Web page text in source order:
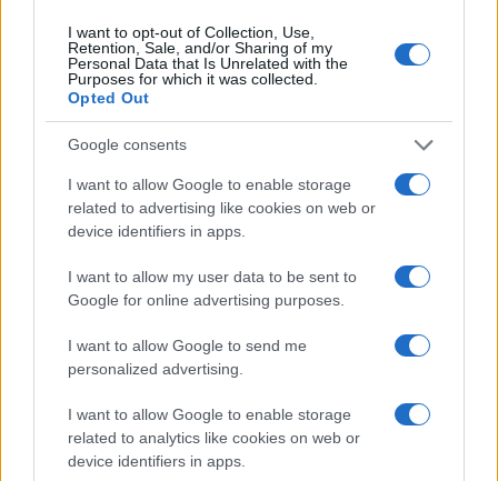
I want to opt-out of Collection, Use,
Retention, Sale, and/or Sharing of my
Personal Data that Is Unrelated with the
Purposes for which it was collected.
Opted Out
Google consents
I want to allow Google to enable storage
related to advertising like cookies on web or
device identifiers in apps.
I want to allow my user data to be sent to
Google for online advertising purposes.
I want to allow Google to send me
personalized advertising.
I want to allow Google to enable storage
related to analytics like cookies on web or
device identifiers in apps.
Sigue leyendo
SALUD Y ALIMENTACIÓN